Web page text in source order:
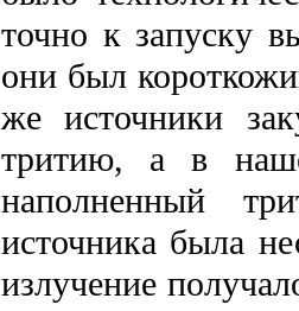
точно к запуску
они был
же источники
тритию, а в
наполненный
источника была
излучение